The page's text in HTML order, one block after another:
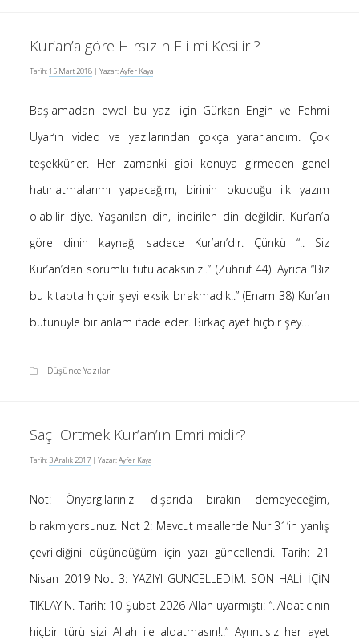
Kur’an’a göre Hırsızın Eli mi Kesilir ?
Tarih:15 Mart 2018 | Yazar:Ayfer Kaya
Başlamadan evvel bu yazı için Gürkan Engin ve Fehmi
Uyar‘ın video ve yazılarından çokça yararlandım. Çok
teşekkürler. Her zamanki gibi konuya girmeden genel
hatırlatmalarımı yapacağım, birinin okuduğu ilk yazım
olabilir diye. Yaşanılan din, indirilen din değildir. Kur’an’a
göre dinin kaynağı sadece Kur’an’dır. Çünkü “.. Siz
Kur’an’dan sorumlu tutulacaksınız..” (Zuhruf 44). Ayrıca “Biz
bu kitapta hiçbir şeyi eksik bırakmadık..” (Enam 38) Kur’an
bütünüyle bir anlam ifade eder. Birkaç ayet hiçbir şey…
Düşünce Yazıları
Saçı Örtmek Kur’an’ın Emri midir?
Tarih: 3 Aralık 2017 | Yazar:Ayfer Kaya
Not: Önyargılarınızı dışarıda bırakın demeyeceğim,
bırakmıyorsunuz. Not 2: Mevcut meallerde Nur 31’in yanlış
çevrildiğini düşündüğüm için yazı güncellendi. Tarih: 21
Nisan 2019 Not 3: YAZIYI GÜNCELLEDİM. SON HALİ İÇİN
TIKLAYIN. Tarih: 10 Şubat 2026 Allah uyarmıştı: “..Aldatıcının
hiçbir türü sizi Allah ile aldatmasın!..” Ayrıntısız her ayet